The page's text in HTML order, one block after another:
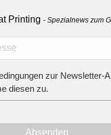
Printing Spezialnews zum
zur Newsletter-
diesen zu.
Absenden